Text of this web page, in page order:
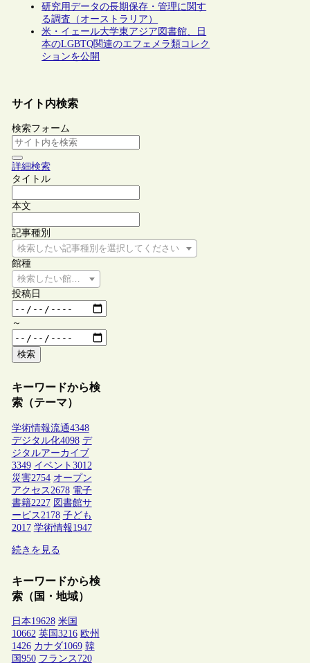
研究用データの長期保存・管理に関す
る調査（オーストラリア）
米・イェール大学東アジア図書館、日
本のLGBTQ関連のエフェメラ類コレク
ションを公開
サイト内検索
検索フォーム
詳細検索
タイトル
本文
記事種別
検索したい記事種別を選択してください
館種
検索したい館種を選択してください
投稿日
～
検索
キーワードから検
索（テーマ）
学術情報流通4348
デジタル化4098 デ
ジタルアーカイブ
3349 イベント 3012
災害2754 オープン
アクセス 2678 電子
書籍2227 図書館サ
ービス 2178 子ども
2017 学術情報1947
続きを見る
キーワードから検
索（国・地域）
日本19628 米国
10662 英国 3216 欧州
1426 カナダ1069 韓
国 950 フランス 720